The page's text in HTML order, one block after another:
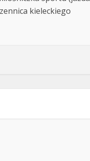
kieleckiego